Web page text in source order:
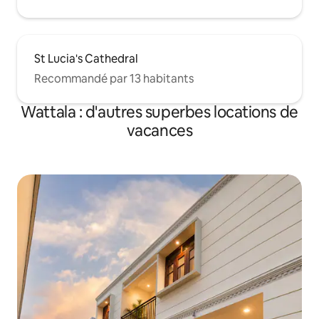
St Lucia's Cathedral
Recommandé par 13 habitants
Wattala : d'autres superbes locations de
vacances